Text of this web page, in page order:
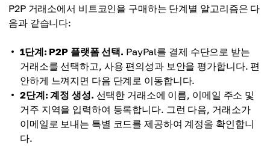
P2P 거래소에서 비트코인을 구매하는 단계별 알고리즘은 다
음과 같습니다:
1단계: P2P 플랫폼 선택. PayPal를 결제 수단으로 받는
거래소를 선택하고, 사용 편의성과 보안을 평가합니다. 편
안하게 느껴지면 다음 단계로 이동합니다.
2단계: 계정 생성. 선택한 거래소에 이름, 이메일 주소 및
거주 지역을 입력하여 등록합니다. 그런 다음, 거래소가
이메일로 보내는 특별 코드를 제공하여 계정을 확인합니
다.